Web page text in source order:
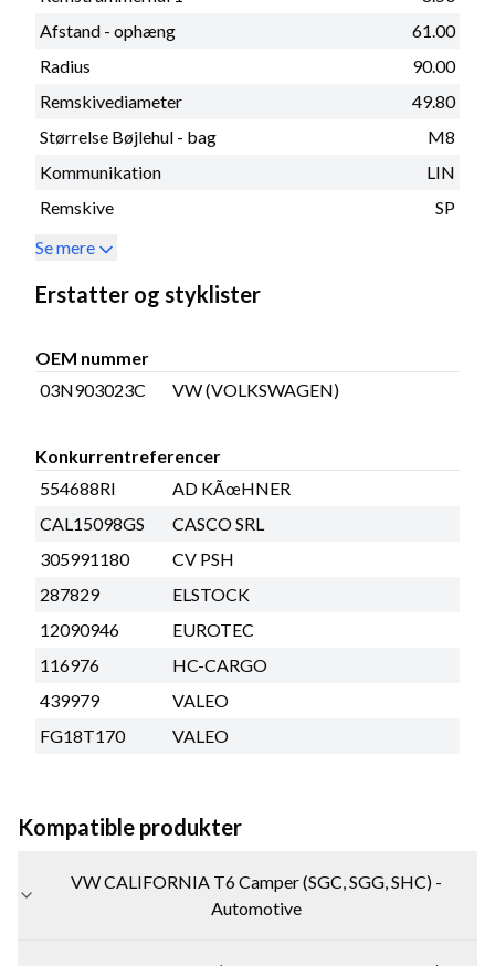
Afstand - ophæng
61.00
Radius
90.00
Remskivediameter
49.80
Størrelse Bøjlehul - bag
M8
Kommunikation
LIN
Remskive
SP
Se mere
Erstatter og styklister
OEM nummer
03N903023C
VW (VOLKSWAGEN)
Konkurrentreferencer
554688RI
AD KÃœHNER
CAL15098GS
CASCO SRL
305991180
CV PSH
287829
ELSTOCK
12090946
EUROTEC
116976
HC-CARGO
439979
VALEO
FG18T170
VALEO
Kompatible produkter
VW CALIFORNIA T6 Camper (SGC, SGG, SHC) -
Automotive